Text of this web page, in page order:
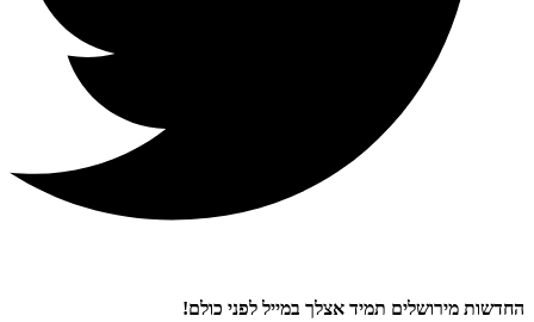
החדשות מירושלים תמיד אצלך במייל לפני כולם!